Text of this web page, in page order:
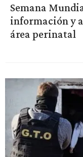
Semana
información y
área perinatal